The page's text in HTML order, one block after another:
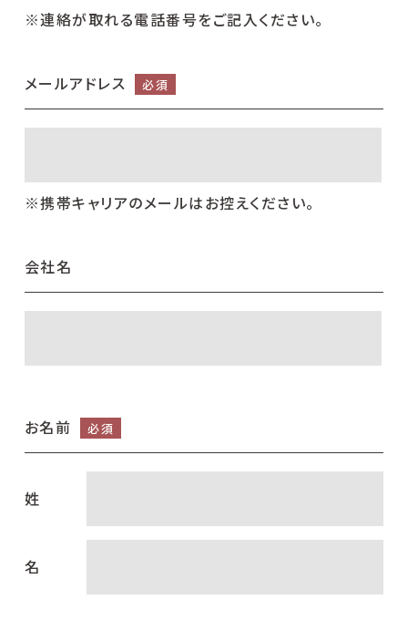
※連絡が取れる電話番号をご記入ください。
メールアドレス 必須
※携帯キャリアのメールはお控えください。
会社名
お名前 必須
姓
名